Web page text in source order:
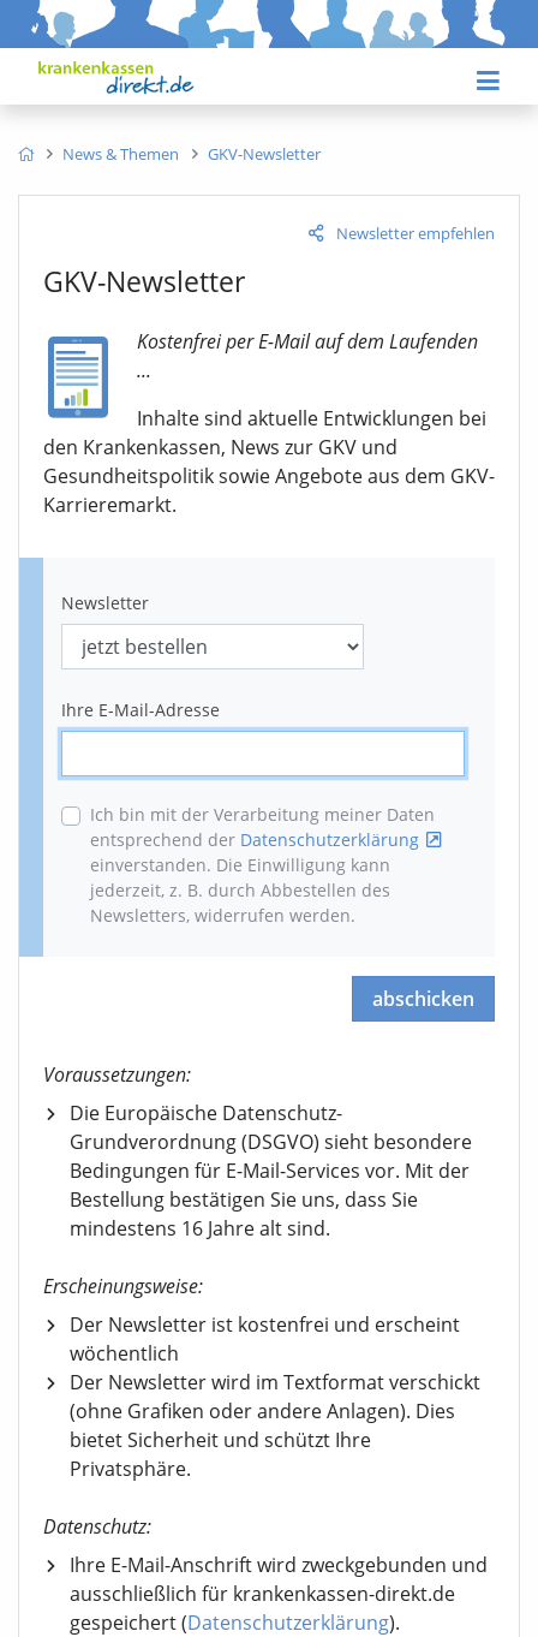
News & Themen GKV-Newsletter
Newsletter empfehlen
GKV-Newsletter
Kostenfrei per E-Mail auf dem Laufenden
...
Inhalte sind aktuelle Entwicklungen bei
den Krankenkassen, News zur GKV und
Gesundheitspolitik sowie Angebote aus dem GKV-
Karrieremarkt.
Newsletter
Ihre E-Mail-Adresse
Ich bin mit der Verarbeitung meiner Daten
entsprechend der Datenschutzerklärung
einverstanden. Die Einwilligung kann
jederzeit, z. B. durch Abbestellen des
Newsletters, widerrufen werden.
abschicken
Voraussetzungen:
Die Europäische Datenschutz-
Grundverordnung (DSGVO) sieht besondere
Bedingungen für E-Mail-Services vor. Mit der
Bestellung bestätigen Sie uns, dass Sie
mindestens 16 Jahre alt sind.
Erscheinungsweise:
Der Newsletter ist kostenfrei und erscheint
wöchentlich
Der Newsletter wird im Textformat verschickt
(ohne Grafiken oder andere Anlagen). Dies
bietet Sicherheit und schützt Ihre
Privatsphäre.
Datenschutz:
Ihre E-Mail-Anschrift wird zweckgebunden und
ausschließlich für krankenkassen-direkt.de
gespeichert (Datenschutzerklärung).